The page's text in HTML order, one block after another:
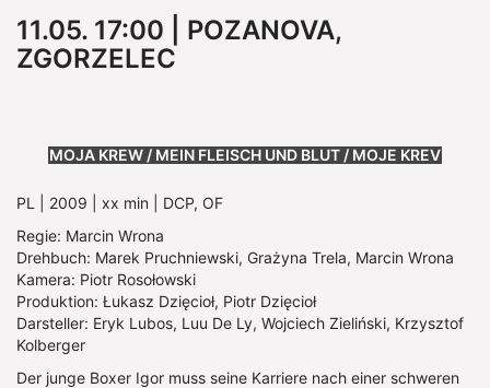
11.05. 17:00 | POZANOVA,
ZGORZELEC
MOJA KREW / MEIN FLEISCH UND BLUT / MOJE KREV
PL | 2009 | xx min | DCP, OF
Regie: Marcin Wrona
Drehbuch: Marek Pruchniewski, Grażyna Trela, Marcin Wrona
Kamera: Piotr Rosołowski
Produktion: Łukasz Dzięcioł, Piotr Dzięcioł
Darsteller: Eryk Lubos, Luu De Ly, Wojciech Zieliński, Krzysztof
Kolberger
Der junge Boxer Igor muss seine Karriere nach einer schweren